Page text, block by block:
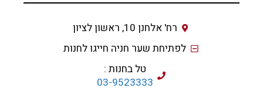
רח' אלחנן 10, ראשון לציון
לפתיחת שער חניה חייגו לחנות
טל בחנות :
03-9523333